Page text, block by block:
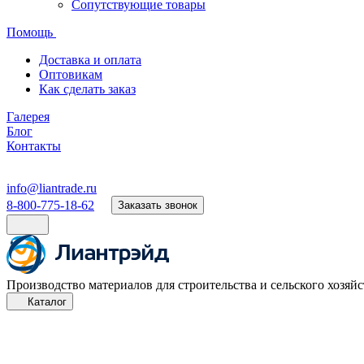
Сопутствующие товары
Помощь
Доставка и оплата
Оптовикам
Как сделать заказ
Галерея
Блог
Контакты
info@liantrade.ru
8-800-775-18-62
Заказать звонок
Производство материалов для строительства и сельского
Каталог